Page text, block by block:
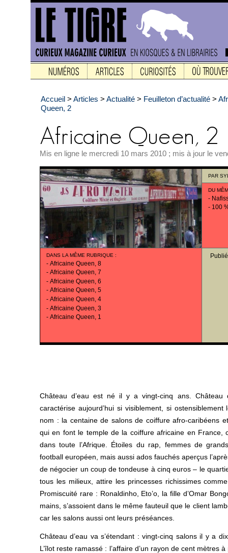
Accueil > Articles > Actualité > Feuilleton d’actualité >
Queen, 2
Mis en ligne le mercredi 10 mars 2010 ; mis à jour le
PAR
DU
-
- 100
DANS LA MÊME RUBRIQUE :
- Africaine Queen, 8
- Africaine Queen, 7
- Africaine Queen, 6
- Africaine Queen, 5
- Africaine Queen, 4
- Africaine Queen, 3
- Africaine Queen, 1
Château d’eau est né il y a vingt-cinq ans.
caractérise aujourd’hui si visiblement, si
nom : la centaine de salons de coiffure afro-caribéens
qui en font le temple de la coiffure africaine en France,
dans toute l’Afrique. Étoiles du rap, femmes de
football européen, mais aussi ados fauchés aperçus
de négocier un coup de tondeuse à cinq euros – le
tous les milieux, attire les princesses richissimes
Promiscuité rare : Ronaldinho, Eto’o, la fille d’Omar
mains, s’assoient dans le même fauteuil que le client
car les salons aussi ont leurs préséances.
Château d’eau va s’étendant : vingt-cinq salons il y a
L’îlot reste ramassé : l’affaire d’un rayon de cent mètres